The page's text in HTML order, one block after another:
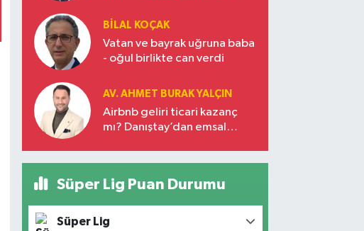
BILAL KOÇAK
Vatan ve bayrak uğruna baba
- oğul birlikte can verdi
AV. AHMET BURAK YALÇIN
Airbnb geliri ticari kazanç
mı? Danıştay’dan emsal
Süper Lig Puan Durumu
Süper Lig